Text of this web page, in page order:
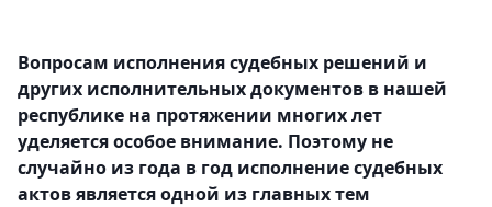
Вопросам исполнения судебных решений и
других исполнительных документов в нашей
республике на протяжении многих лет
уделяется особое внимание. Поэтому не
случайно из года в год исполнение судебных
актов является одной из главных тем